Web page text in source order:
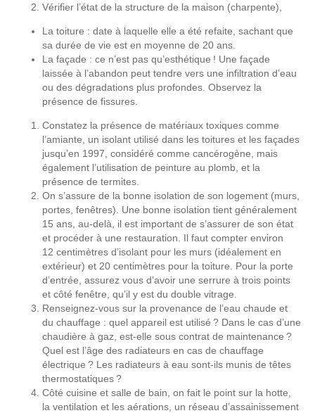
Vérifier l’état de la structure de la maison (charpente),
La toiture : date à laquelle elle a été refaite, sachant que
sa durée de vie est en moyenne de 20 ans.
La façade : ce n’est pas qu’esthétique ! Une façade
laissée à l’abandon peut tendre vers une infiltration d’eau
ou des dégradations plus profondes. Observez la
présence de fissures.
Constatez la présence de matériaux toxiques comme
l’amiante, un isolant utilisé dans les toitures et les façades
jusqu’en 1997, considéré comme cancérogène, mais
également l’utilisation de peinture au plomb, et la
présence de termites.
On s’assure de la bonne isolation de son logement (murs,
portes, fenêtres). Une bonne isolation tient généralement
15 ans, au-delà, il est important de s’assurer de son état
et procéder à une restauration. Il faut compter environ
12 centimètres d’isolant pour les murs (idéalement en
extérieur) et 20 centimètres pour la toiture. Pour la porte
d’entrée, assurez vous d’avoir une serrure à trois points
et côté fenêtre, qu’il y est du double vitrage.
Renseignez-vous sur la provenance de l’eau chaude et
du chauffage : quel appareil est utilisé ? Dans le cas d’une
chaudière à gaz, est-elle sous contrat de maintenance ?
Quel est l’âge des radiateurs en cas de chauffage
électrique ? Les radiateurs à eau sont-ils munis de têtes
thermostatiques ?
Côté cuisine et salle de bain, on fait le point sur la hotte,
la ventilation et les aérations, un réseau d’assainissement